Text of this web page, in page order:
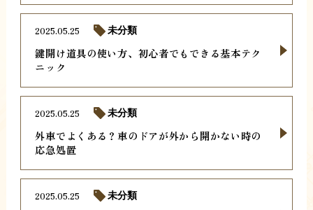
鍵開け道具の使い方、初心者でもできる基本テク
ニック
2025.05.25 未分類
外車でよくある？車のドアが外から開かない時の
応急処置
2025.05.25 未分類
2025.05.25 未分類